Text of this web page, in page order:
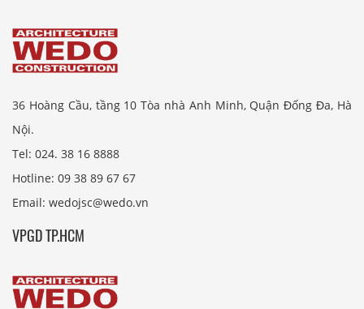
36 Hoàng Cầu, tầng 10 Tòa nhà Anh Minh, Quận Đống Đa, Hà
Nội.
Tel: 024. 38 16 8888
Hotline: 09 38 89 67 67
Email: wedojsc@wedo.vn
VPGD TP.HCM